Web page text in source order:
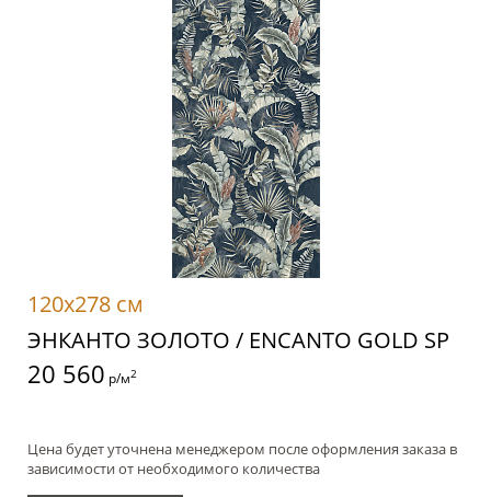
120x278 см
ЭНКАНТО ЗОЛОТО / ENCANTO GOLD SP
20 560 р/м2
Цена будет уточнена менеджером после оформления заказа в
зависимости от необходимого количества